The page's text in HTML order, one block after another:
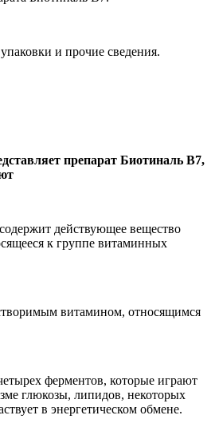
и прочие сведения.
препарат Биотиналь В7,
действующее вещество
к группе витаминных
витамином, относящимся
ферментов, которые играют
глюкозы, липидов, некоторых
в энергетическом обмене.